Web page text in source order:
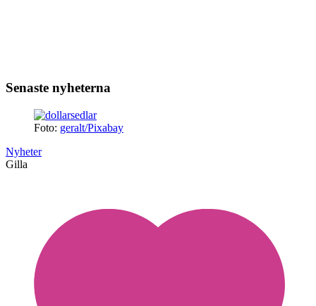
Senaste nyheterna
Foto: geralt/Pixabay
Nyheter
Gilla